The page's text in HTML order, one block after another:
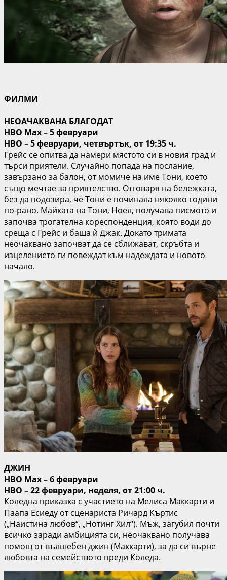
ФИЛМИ
НЕОАЧАКВАНА БЛАГОДАТ
HBO Max – 5 февруари
HBO – 5 февруари, четвъртък, от 19:35 ч.
Грейс се опитва да намери мястото си в новия град и
търси приятели. Случайно попада на послание,
завързано за балон, от момиче на име Тони, което
също мечтае за приятелство. Отговаря на бележката,
без да подозира, че Тони е починала няколко години
по-рано. Майката на Тони, Ноел, получава писмото и
започва трогателна кореспонденция, която води до
среща с Грейс и баща ѝ Джак. Докато тримата
неочаквано започват да се сближават, скръбта и
изцелението ги повеждат към надеждата и новото
начало.
ДЖИН
HBO Max – 6 февруари
HBO – 22 февруари, неделя, от 21:00 ч.
Коледна приказка с участието на Мелиса Маккарти и
Паапа Есиеду от сценариста Ричард Къртис
(„Наистина любов“, „Нотинг Хил“). Мъж, загубил почти
всичко заради амбицията си, неочаквано получава
помощ от вълшебен джин (Маккарти), за да си върне
любовта на семейството преди Коледа.